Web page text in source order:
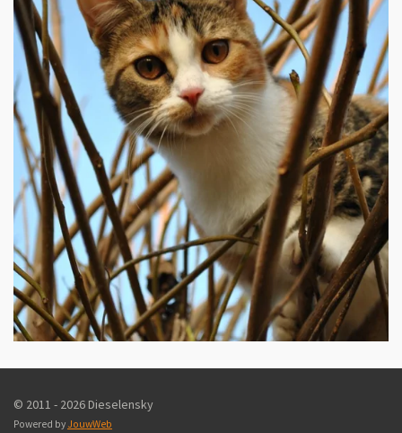
© 2011 - 2026 Dieselensky
Powered by JouwWeb